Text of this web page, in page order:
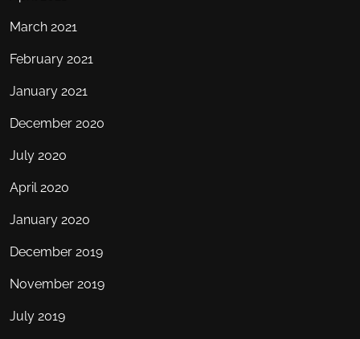
March 2021
February 2021
January 2021
December 2020
July 2020
April 2020
January 2020
December 2019
November 2019
July 2019